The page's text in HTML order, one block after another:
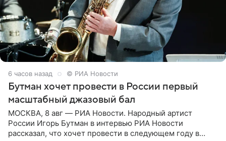
6 часов назад © РИА Новости
Бутман хочет провести в России первый
масштабный джазовый бал
МОСКВА, 8 авг — РИА Новости. Народный артист
России Игорь Бутман в интервью РИА Новости
рассказал, что хочет провести в следующем году в